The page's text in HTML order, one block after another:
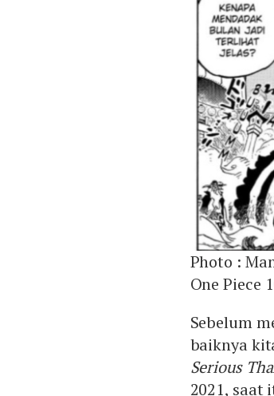
Photo :
One Piece
Sebelum
baiknya
Serious
2021, saat